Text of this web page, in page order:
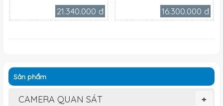
21.340.000 đ
16.300.000 đ
Sản phẩm
+
CAMERA QUAN SÁT